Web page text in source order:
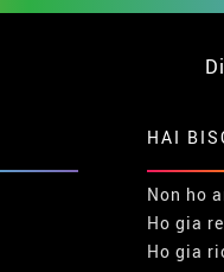
HAI
Non ho
Ho gia
Ho gia